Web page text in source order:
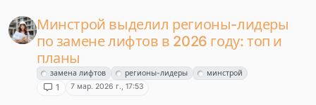
Минстрой выделил регионы-лидеры
по замене лифтов в 2026 году: топ и
планы
замена лифтов регионы-лидеры минстрой
1 7 мар. 2026 г., 17:53